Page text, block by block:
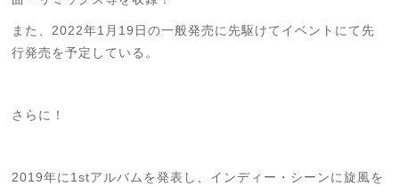
また、2022年1月19日の一般発売に先駆けてイベントにて先
行発売を予定している。
さらに！
2019年に1stアルバムを発表し、インディー・シーンに旋風を